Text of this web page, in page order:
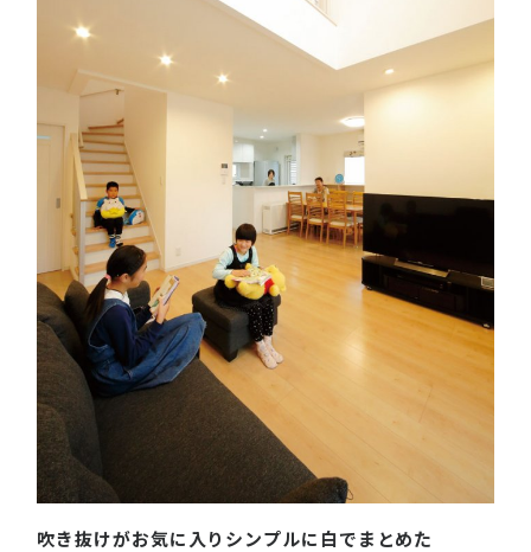
吹き抜けがお気に入りシンプルに白でまとめた